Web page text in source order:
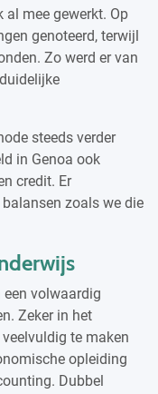
al mee gewerkt. Op
genoteerd, terwijl
Zo werd er van
steeds verder
in Genoa ook
credit. Er
zoals we die
volwaardig
Zeker in het
te maken
opleiding
Dubbel